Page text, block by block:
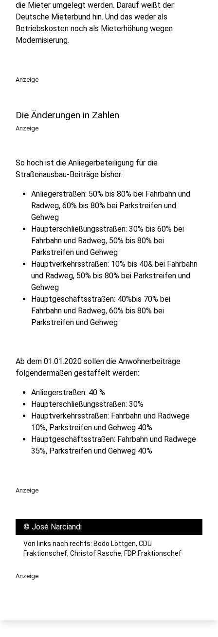
die Mieter umgelegt werden. Darauf weißt der
Deutsche Mieterbund hin. Und das weder als
Betriebskosten noch als Mieterhöhung wegen
Modernisierung.
Anzeige
Die Änderungen in Zahlen
Anzeige
So hoch ist die Anliegerbeteiligung für die
Straßenausbau-Beiträge bisher:
Anliegerstraßen: 50% bis 80% bei Fahrbahn und
Radweg, 60% bis 80% bei Parkstreifen und
Gehweg
Haupterschließungsstraßen: 30% bis 60% bei
Fahrbahn und Radweg, 50% bis 80% bei
Parkstreifen und Gehweg
Hauptverkehrsstraßen: 10% bis 40& bei Fahrbahn
und Radweg, 50% bis 80% bei Parkstreifen und
Gehweg
Hauptgeschäftsstraßen: 40%bis 70% bei
Fahrbahn und Radweg, 60% bis 80% bei
Parkstreifen und Gehweg
Ab dem 01.01.2020 sollen die Anwohnerbeiträge
folgendermaßen gestaffelt werden:
Anliegerstraßen: 40 %
Haupterschließungsstraßen: 30%
Hauptverkehrsstraßen: Fahrbahn und Radwege
10%, Parkstreifen und Gehweg 40%
Hauptgeschäftsstraßen: Fahrbahn und Radwege
35%, Parkstreifen und Gehweg 40%
Anzeige
© José Narciandi
Von links nach rechts: Bodo Löttgen, CDU
Fraktionschef, Christof Rasche, FDP Fraktionschef
Anzeige